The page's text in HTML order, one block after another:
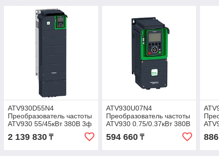
ATV930D55N4
Преобразователь частоты
ATV930 55/45кВт 380В 3ф
2 139 830 ₸
ATV930U07N4
Преобразователь частоты
ATV930 0.75/0.37кВт 380В
594 660₸